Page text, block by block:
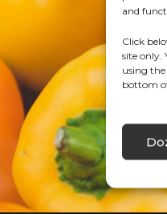
and
Click
site only.
using
bottom